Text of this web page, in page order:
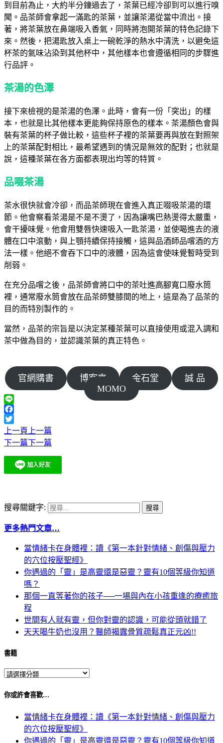
到目前為止，大約半分鐘過去了，茶葉已經冷卻到可以進行嗅
聞。品茶師會拿起一滿匙的茶葉，並讓茶湯從當中流出。接
著，將茶葉放在鼻端吸入香氣，同時將泡開茶葉的特色記錄下
來。然後，把湯匙放入桌上一碗乾淨的熱水中清洗，以避免這
杯茶的氣味沾染到其他杯中，其他樣本也會遵循相同的步驟進
行品評。
茶湯的色澤
接下來檢視的是茶湯的色澤。此時，會有一份「突出」的樣
本，也就是比其他樣本更能夠保持原色的樣本。茶湯顏色會與
裝有茶葉的杯子做比較，這些杯子裡的茶葉要再與放在對照架
上的茶葉配對相比，最希望遇到的情況是無效的配對；也就是
說，這種茶葉在各方面都表現出均等的特質。
品啜茶湯
茶水很快就會冷卻，而品茶師現在會進入真正啜吸茶湯的環
節。他會察看茶湯是不是不燙了，因為讓嘴巴熱燙得太嚴重，
會干擾味覺。他會用雙唇快速吸入一匙茶湯，並使喝進去的液
體在口中滾動，與上顎持續保持接觸，這與品酒師品嚐酒的方
法一樣。他絕不會吞下口中的液體，因為這會使味覺暫時受到
削弱。
在充分品嚐之後，品茶師會將口中的茶吐進高腳寬口廢水筒
裡，通常廢水筒會放在品茶師雙膝間的地上，這是為了品茶的
目的而特別製作的。
當然，品茶的宗旨是以決定某種茶葉可以直接使用或混入調和
茶中做為目的，並認識茶葉的真正特色。
官網購書 博客來 金石堂
誠 品
MOMO
Line
Facebook
Twitter
上一頁 上一篇
下一篇下一篇
搜尋關鍵字:
更多熱門文章…
當情緒卡在身體裡：讀《第一本針對情緒、創傷與壓力
的穴位按壓聖經》
你遇過的「靈」是高靈還是惡靈？靈有10個等級你知道
嗎？
那個一直等著你的孩子──一場與內在小孩重逢的療癒旅
程
世間有人就有靈，但你對靈的認識，可能從頭就錯了
天天喝牛奶也沒用？醫師揭露骨質疏鬆真正元凶!!
書籍
你或許會喜歡…
當情緒卡在身體裡：讀《第一本針對情緒、創傷與壓力
的穴位按壓聖經》
你遇過的「靈」是高靈還是惡靈？靈有10個等級你知道